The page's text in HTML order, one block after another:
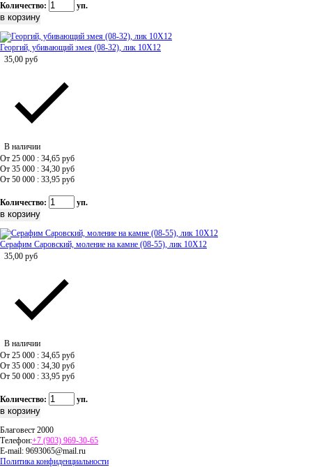
Количество: уп.
Георгий, убивающий змея (08-32), лик 10Х12
35,00 руб
В наличии
От 25 000 : 34,65 руб
От 35 000 : 34,30 руб
От 50 000 : 33,95 руб
Количество: уп.
Серафим Саровский, моление на камне (08-55), лик 10Х12
35,00 руб
В наличии
От 25 000 : 34,65 руб
От 35 000 : 34,30 руб
От 50 000 : 33,95 руб
Количество: уп.
Благовест 2000
Телефон:+7 (903) 969-30-65
E-mail: 9693065@mail.ru
Политика конфиденциальности